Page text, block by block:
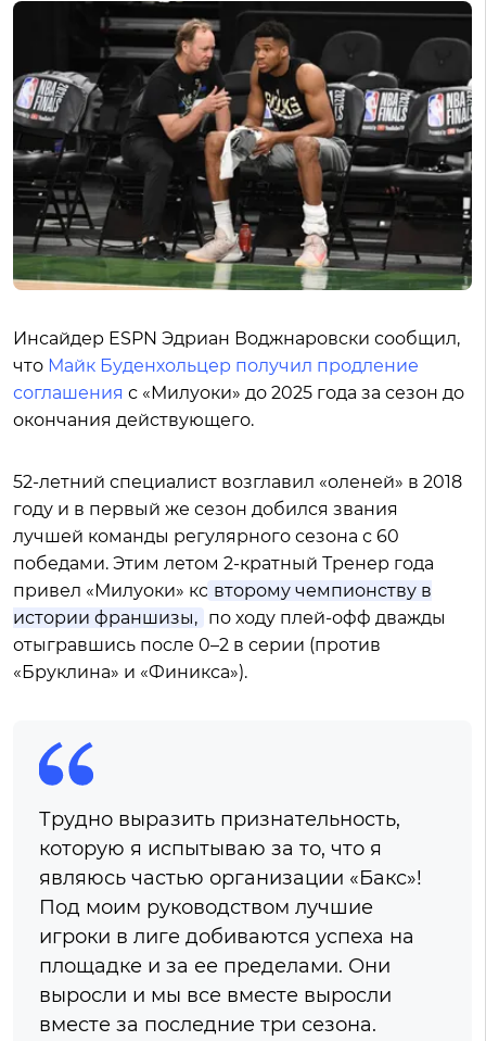
Инсайдер ESPN Эдриан Воджнаровски сообщил,
что Майк Буденхольцер получил продление
соглашения с «Милуоки» до 2025 года за сезон до
окончания действующего.
52-летний специалист возглавил «оленей» в 2018
году и в первый же сезон добился звания
лучшей команды регулярного сезона с 60
победами. Этим летом 2-кратный Тренер года
привел «Милуоки» ко второму чемпионству в
истории франшизы, по ходу плей-офф дважды
отыгравшись после 0–2 в серии (против
«Бруклина» и «Финикса»).
Трудно выразить признательность,
которую я испытываю за то, что я
являюсь частью организации «Бакс»!
Под моим руководством лучшие
игроки в лиге добиваются успеха на
площадке и за ее пределами. Они
выросли и мы все вместе выросли
вместе за последние три сезона.